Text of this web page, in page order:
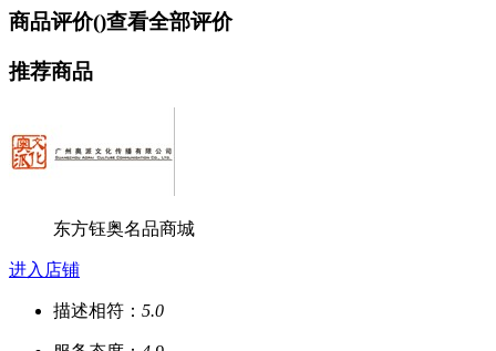
商品评价()查看全部评价
推荐商品
东方钰奥名品商城
进入店铺
描述相符： 5.0